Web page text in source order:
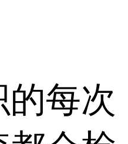
每次